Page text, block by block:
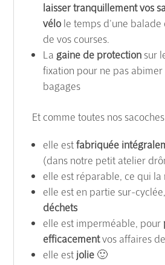
laisser tranquillement vos
vélo le temps d'une balade
de vos courses.
Lagaine de protection sur
fixation pour ne pas
bagages
Et comme toutes nos
elle estfabriquée
(dans notre petit atelier
elle est réparable, ce qui la
elle est en partie sur-
déchets
elle est imperméable, pour
efficacementvos affaires
elle est jolie 🙂